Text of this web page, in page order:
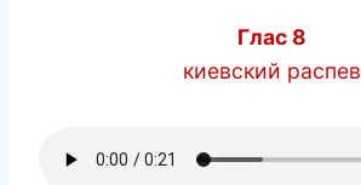
Глас 8
киевский распев